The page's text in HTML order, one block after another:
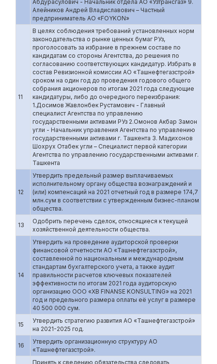
Абдурасулович - Начальник отдела АО «Узтрансгаз» 9.
Алейников Андрей Владиславович – Частный
предприниматель АО «FOYKON»
11
В целях соблюдения требований установленных норм
законодательства о рынке ценных бумаг РУз,
проголосовать за избрание в прежнем составе по
кандидатам со стороны Агентства, до решения по
согласованию соответствующих кандидатур. Избрать в
состав Ревизионной комиссии АО «Ташнефтегазстрой»
сроком на один год до проведения годового общего
собрания акционеров по итогам 2021 года следующие
кандидатуры, либо до очередного переизбрания:
1.Досимов Жавлонбек Рустамович - Главный
специалист Агентства по управлению
государственными активами РУз 2.Омонов Акбар Замон
угли - Начальник управления Агентства по управлению
государственными активами г. Ташкента 3. Мадихонов
Шохрух Отабек угли – Специалист первой категории
Агентства по управлению государственными активами г.
Ташкента
12
Утвердить предельный размер выплачиваемых
исполнительному органу общества вознаграждений и
(или) компенсаций на 2021 отчетный год в размере 174,7
млн.сум в соответствии с утвержденным бизнес-планом
общества.
13
Одобрить перечень сделок, относящиеся к текущей
хозяйственной деятельности общества.
14
Утвердить на проведение аудиторской проверки
финансовой отчетности АО «Ташнефтегазстрой»,
составленной по национальным и международным
стандартам бухгалтерского учета, а также аудит
правильности расчетов ключевых показателей
эффективности по итогам 2021 года аудиторскую
организацию ООО «XB FINANSE KONSULTING» на 2021
год и предельного размера оплаты её услуг в размере
40 500 000 сум.
15
Утвердить стратегию развития АО «Ташнефтегазстрой»
на 2021-2025 год.
16
Утвердить организационную структуру АО
«Ташнефтегазстрой».
Принять к сведению обязательства следовать